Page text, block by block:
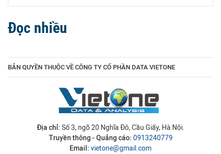
Đọc nhiều
BẢN QUYỀN THUỘC VỀ CÔNG TY CỔ PHẦN DATA VIETONE
Địa chỉ: Số 3, ngõ 20 Nghĩa Đô, Cầu Giấy, Hà Nội.
Truyền thông - Quảng cáo: 0913240779
Email: vietone@gmail.com